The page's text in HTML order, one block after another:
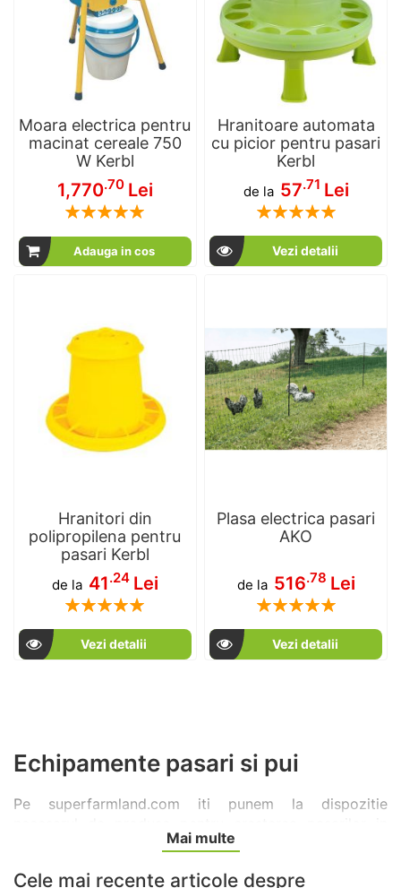
Moara electrica pentru
macinat cereale 750
W Kerbl
1,770.70 Lei
Rating:
Adauga in cos
Hranitoare automata
cu picior pentru pasari
Kerbl
de la 57.71 Lei
Rating:
Vezi detalii
Hranitori din
polipropilena pentru
pasari Kerbl
de la 41.24 Lei
Rating:
Vezi detalii
Plasa electrica pasari
AKO
de la 516.78 Lei
Rating:
Vezi detalii
Echipamente pasari si pui
Pe superfarmland.com iti punem la dispozitie
mod eficient. Aici gasesti hranitori si adapatori pentru
distribui usor si igienic hrana si apa de care animalele
Mai multe
Cele mai recente articole despre